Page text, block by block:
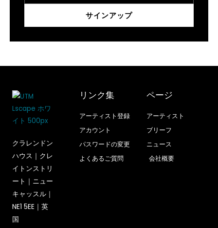
ー
/
レ
ス
サインアップ
クラレンドン
ハウス｜クレ
イトンストリ
ート｜ニュー
キャッスル｜
NE1 5EE｜英
国
リンク集
アーティスト登録
アカウント
パスワードの変更
よくあるご質問
ページ
アーティスト
ブリーフ
ニュース
会社概要